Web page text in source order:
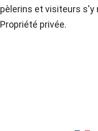
pèlerins et visiteurs s'y
Propriété privée.